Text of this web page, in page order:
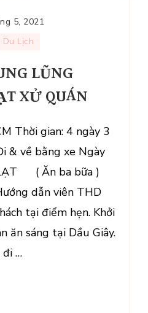
5, 2021
Du Lịch
LŨNG
XỬ QUÁN
Thời gian: 4 ngày 3
& về bằng xe Ngày
( Ăn ba bữa )
dẫn viên THD
tại điểm hẹn. Khởi
ăn sáng tại Dầu Giây.
đi …